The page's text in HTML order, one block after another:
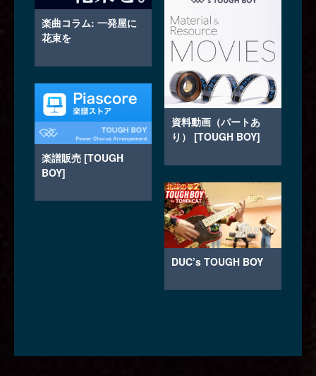
楽曲コラム: 一発屋に
花束を
楽譜販売 [TOUGH
BOY]
資料動画（パートあ
り） [TOUGH BOY]
DUC’s TOUGH BOY